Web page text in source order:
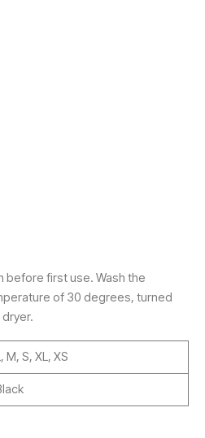
before first use. Wash the
of 30 degrees, turned
M, S, XL, XS